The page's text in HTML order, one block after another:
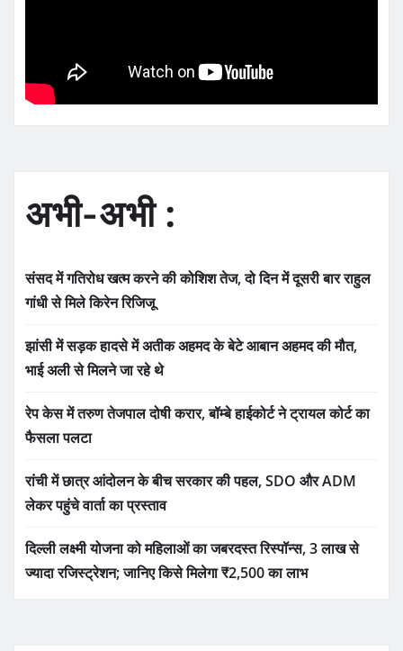
अभी-अभी :
संसद में गतिरोध खत्म करने की कोशिश तेज, दो दिन में दूसरी बार राहुल
गांधी से मिले किरेन रिजिजू
झांसी में सड़क हादसे में अतीक अहमद के बेटे आबान अहमद की मौत,
भाई अली से मिलने जा रहे थे
रेप केस में तरुण तेजपाल दोषी करार, बॉम्बे हाईकोर्ट ने ट्रायल कोर्ट का
फैसला पलटा
रांची में छात्र आंदोलन के बीच सरकार की पहल, SDO और ADM
लेकर पहुंचे वार्ता का प्रस्ताव
दिल्ली लक्ष्मी योजना को महिलाओं का जबरदस्त रिस्पॉन्स, 3 लाख से
ज्यादा रजिस्ट्रेशन; जानिए किसे मिलेगा ₹2,500 का लाभ